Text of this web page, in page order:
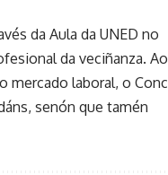
da Aula da UNED no
da veciñanza. Ao
mercado laboral, o
senón que tamén